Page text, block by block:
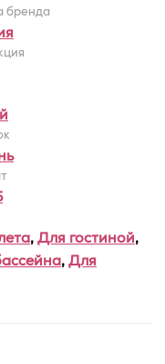
бренда
,Для гостиной,
,Для